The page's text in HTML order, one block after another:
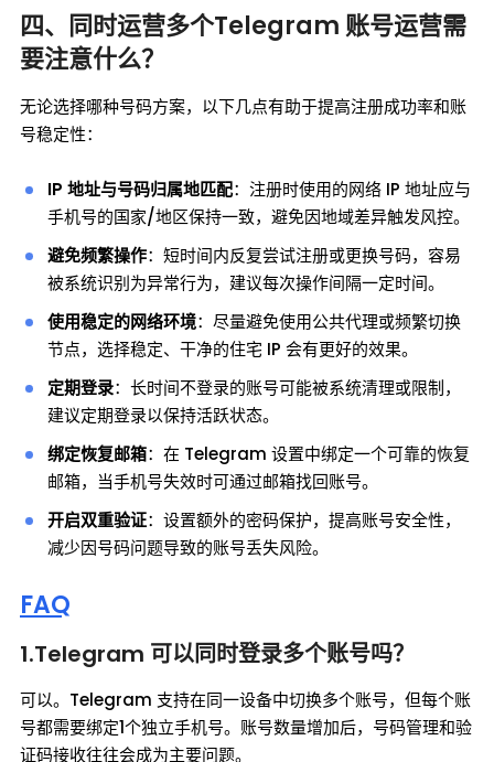
四、同时运营多个Telegram 账号运营需
要注意什么？
无论选择哪种号码方案，以下几点有助于提高注册成功率和账
号稳定性：
IP 地址与号码归属地匹配：注册时使用的网络 IP 地址应与
手机号的国家/地区保持一致，避免因地域差异触发风控。
避免频繁操作：短时间内反复尝试注册或更换号码，容易
被系统识别为异常行为，建议每次操作间隔一定时间。
使用稳定的网络环境：尽量避免使用公共代理或频繁切换
节点，选择稳定、干净的住宅 IP 会有更好的效果。
定期登录：长时间不登录的账号可能被系统清理或限制，
建议定期登录以保持活跃状态。
绑定恢复邮箱：在 Telegram 设置中绑定一个可靠的恢复
邮箱，当手机号失效时可通过邮箱找回账号。
开启双重验证：设置额外的密码保护，提高账号安全性，
减少因号码问题导致的账号丢失风险。
FAQ
1.Telegram 可以同时登录多个账号吗？
可以。Telegram 支持在同一设备中切换多个账号，但每个账
号都需要绑定1个独立手机号。账号数量增加后，号码管理和验
证码接收往往会成为主要问题。